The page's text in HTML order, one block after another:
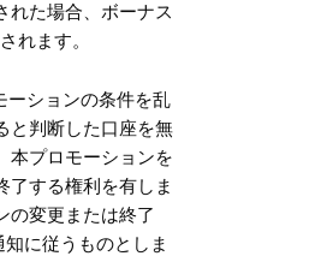
れた場合、ボーナス
れます。
ーションの条件を乱
と判断した口座を無
本プロモーションを
了する権利を有しま
の変更または終了
に従うものとしま